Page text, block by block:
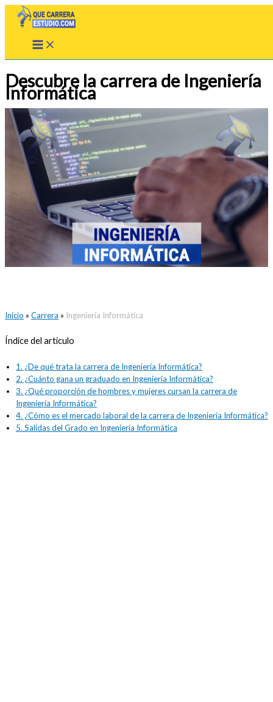
Descubre la carrera de Ingeniería
Informática
Inicio » Carrera » Ingeniería Informática
Índice del artículo
1. ¿De qué trata la carrera de Ingeniería Informática?
2. ¿Cuánto gana un graduado en Ingeniería Informática?
3. ¿Qué proporción de hombres y mujeres cursan la carrera de
Ingeniería Informática?
4. ¿Cómo es el mercado laboral de la carrera de Ingeniería Informática?
5. Salidas del Grado en Ingeniería Informática